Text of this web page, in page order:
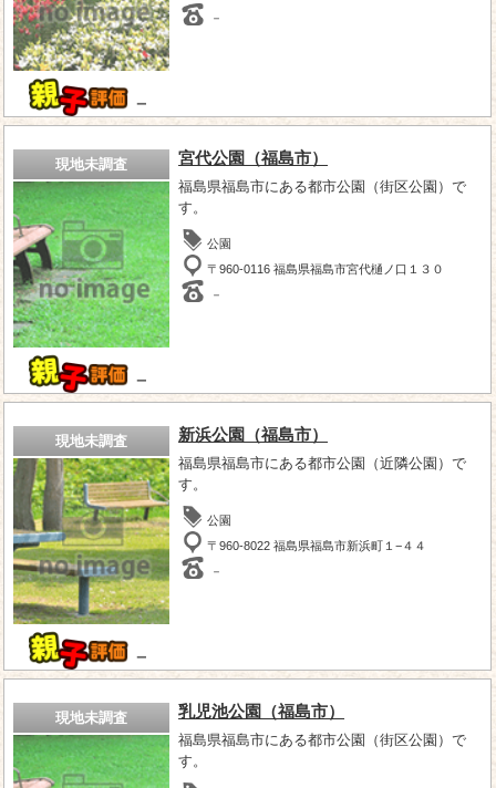
－
－
現地未調査
－
宮代公園（福島市）
福島県福島市にある都市公園（街区公園）で
す。
公園
〒960-0116 福島県福島市宮代樋ノ口１３０
－
現地未調査
－
新浜公園（福島市）
福島県福島市にある都市公園（近隣公園）で
す。
公園
〒960-8022 福島県福島市新浜町１−４４
－
現地未調査 乳児池公園（福島市）
福島県福島市にある都市公園（街区公園）で
す。